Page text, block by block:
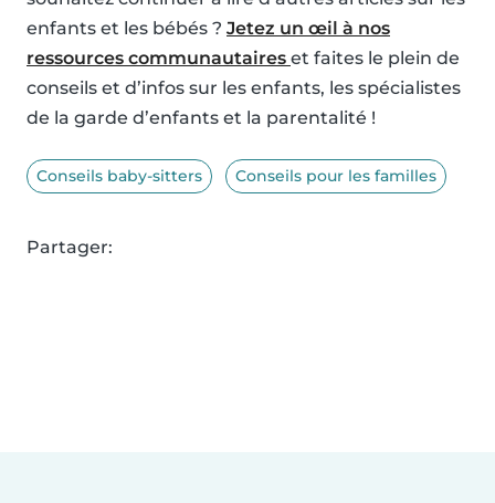
enfants et les bébés ? Jetez un œil à nos
ressources communautaires et faites le plein de
conseils et d’infos sur les enfants, les spécialistes
de la garde d’enfants et la parentalité !
Conseils baby-sitters Conseils pour les familles
Partager: